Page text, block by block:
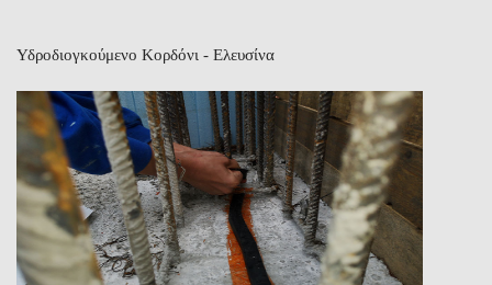
Υδροδιογκούμενο Κορδόνι - Ελευσίνα